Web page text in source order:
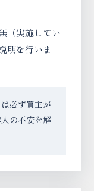
（実施してい
明を行いま
必ず買主が
の不安を解